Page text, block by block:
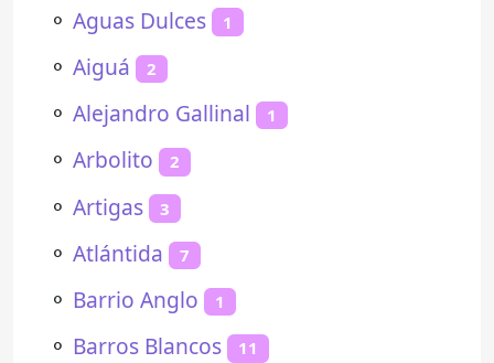
⚬ Aguas Dulces 1
⚬ Aiguá 2
⚬ Alejandro Gallinal 1
⚬ Arbolito 2
⚬ Artigas 3
⚬ Atlántida 7
⚬ Barrio Anglo 1
⚬ Barros Blancos 11